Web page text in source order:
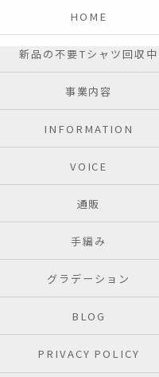
HOME
新品の不要Tシャツ回収中
事業内容
INFORMATION
VOICE
通販
手編み
グラデーション
BLOG
PRIVACY POLICY